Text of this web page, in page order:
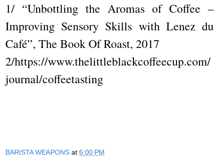
1/ “Unbottling the Aromas of Coffee –
Improving Sensory Skills with Lenez du
Café”, The Book Of Roast, 2017
2/https://www.thelittleblackcoffeecup.com/
journal/coffeetasting
BARISTA WEAPONS at 6:00 PM